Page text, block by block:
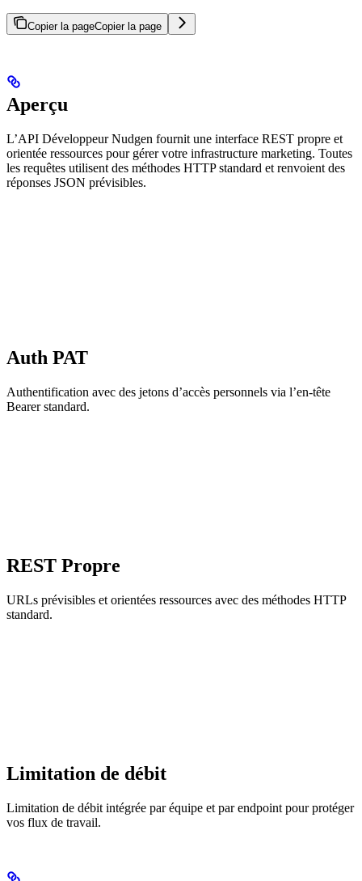
Copier la pageCopier la page
Aperçu
L’API Développeur Nudgen fournit une interface REST propre et
orientée ressources pour gérer votre infrastructure marketing. Toutes
les requêtes utilisent des méthodes HTTP standard et renvoient des
réponses JSON prévisibles.
Auth PAT
Authentification avec des jetons d’accès personnels via l’en-tête
Bearer standard.
REST Propre
URLs prévisibles et orientées ressources avec des méthodes HTTP
standard.
Limitation de débit
Limitation de débit intégrée par équipe et par endpoint pour protéger
vos flux de travail.